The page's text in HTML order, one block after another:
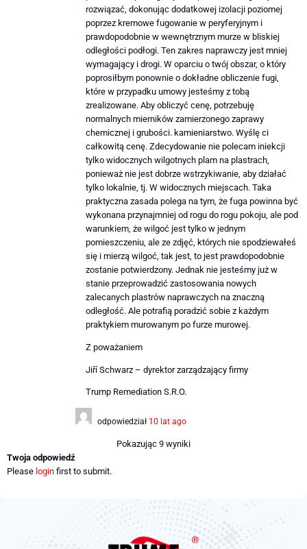
rozwiązać, dokonując dodatkowej izolacji poziomej
poprzez kremowe fugowanie w peryferyjnym i
prawdopodobnie w wewnętrznym murze w bliskiej
odległości podłogi. Ten zakres naprawczy jest mniej
wymagający i drogi. W oparciu o twój obszar, o który
poprosiłbym ponownie o dokładne obliczenie fugi,
które w przypadku umowy jesteśmy z tobą
zrealizowane. Aby obliczyć cenę, potrzebuję
normalnych mierników zamierzonego zaprawy
chemicznej i grubości. kamieniarstwo. Wyślę ci
całkowitą cenę. Zdecydowanie nie polecam iniekcji
tylko widocznych wilgotnych plam na plastrach,
ponieważ nie jest dobrze wstrzykiwanie, aby działać
tylko lokalnie, tj. W widocznych miejscach. Taka
praktyczna zasada polega na tym, że fuga powinna być
wykonana przynajmniej od rogu do rogu pokoju, ale pod
warunkiem, że wilgoć jest tylko w jednym
pomieszczeniu, ale ze zdjęć, których nie spodziewałeś
się i mierzą wilgoć, tak jest, to jest prawdopodobnie
zostanie potwierdzony. Jednak nie jesteśmy już w
stanie przeprowadzić zastosowania nowych
zalecanych plastrów naprawczych na znaczną
odległość. Ale potrafią poradzić sobie z każdym
praktykiem murowanym po furze murowej.
Z poważaniem
Jiří Schwarz – dyrektor zarządzający firmy
Trump Remediation S.R.O.
odpowiedział 10 lat ago
Pokazując 9 wyniki
Twoja odpowiedź
Please login first to submit.